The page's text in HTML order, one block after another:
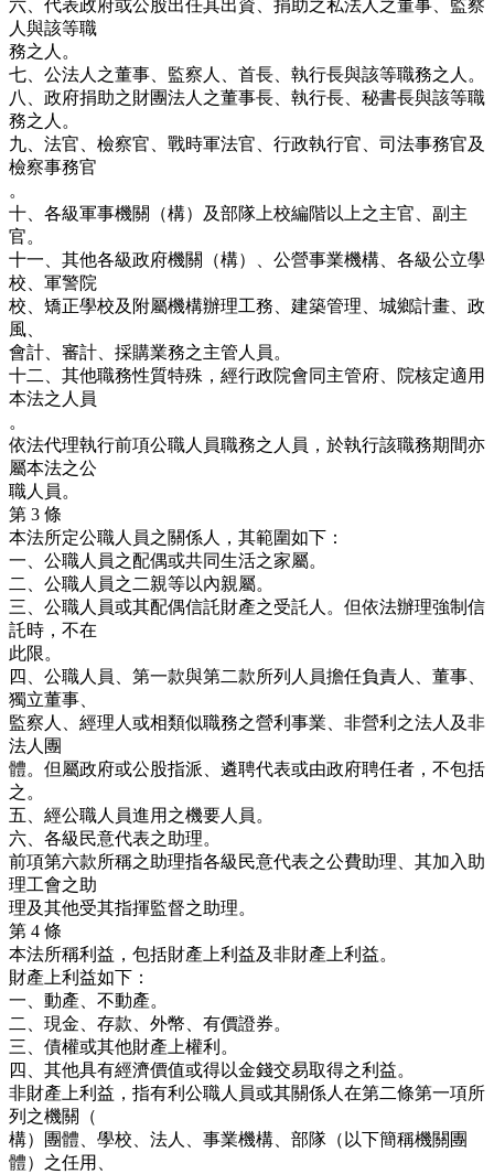
六、代表政府或公股出任其出資、捐助之私法人之董事、監察
人與該等職
務之人。
七、公法人之董事、監察人、首長、執行長與該等職務之人。
八、政府捐助之財團法人之董事長、執行長、秘書長與該等職
務之人。
九、法官、檢察官、戰時軍法官、行政執行官、司法事務官及
檢察事務官
。
十、各級軍事機關（構）及部隊上校編階以上之主官、副主
官。
十一、其他各級政府機關（構）、公營事業機構、各級公立學
校、軍警院
校、矯正學校及附屬機構辦理工務、建築管理、城鄉計畫、政
風、
會計、審計、採購業務之主管人員。
十二、其他職務性質特殊，經行政院會同主管府、院核定適用
本法之人員
。
依法代理執行前項公職人員職務之人員，於執行該職務期間亦
屬本法之公
職人員。
第 3 條
本法所定公職人員之關係人，其範圍如下：
一、公職人員之配偶或共同生活之家屬。
二、公職人員之二親等以內親屬。
三、公職人員或其配偶信託財產之受託人。但依法辦理強制信
託時，不在
此限。
四、公職人員、第一款與第二款所列人員擔任負責人、董事、
獨立董事、
監察人、經理人或相類似職務之營利事業、非營利之法人及非
法人團
體。但屬政府或公股指派、遴聘代表或由政府聘任者，不包括
之。
五、經公職人員進用之機要人員。
六、各級民意代表之助理。
前項第六款所稱之助理指各級民意代表之公費助理、其加入助
理工會之助
理及其他受其指揮監督之助理。
第 4 條
本法所稱利益，包括財產上利益及非財產上利益。
財產上利益如下：
一、動產、不動產。
二、現金、存款、外幣、有價證券。
三、債權或其他財產上權利。
四、其他具有經濟價值或得以金錢交易取得之利益。
非財產上利益，指有利公職人員或其關係人在第二條第一項所
列之機關（
構）團體、學校、法人、事業機構、部隊（以下簡稱機關團
體）之任用、